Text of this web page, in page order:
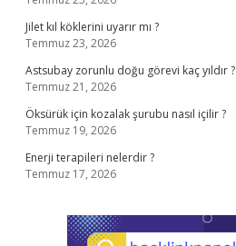
Jilet kıl köklerini uyarır mı ?
Temmuz 23, 2026
Astsubay zorunlu doğu görevi kaç yıldır ?
Temmuz 21, 2026
Öksürük için kozalak şurubu nasıl içilir ?
Temmuz 19, 2026
Enerji terapileri nelerdir ?
Temmuz 17, 2026